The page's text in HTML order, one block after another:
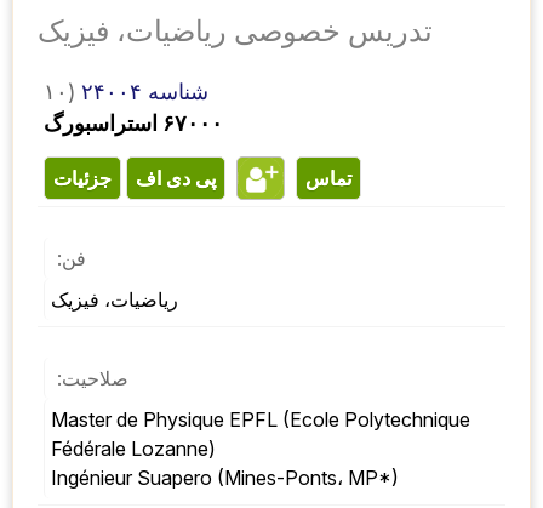
تدریس خصوصی ریاضیات، فیزیک
۱۰)
شناسه ۲۴۰۰۴
۶۷۰۰۰ استراسبورگ
جزئیات پی دی اف تماس
فن:
ریاضیات، فیزیک
صلاحیت:
Master de Physique EPFL (Ecole Polytechnique
Fédérale Lozanne)
Ingénieur Suapero (Mines-Ponts، MP*)